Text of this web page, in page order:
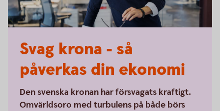
Svag krona - så
påverkas din ekonomi
Den svenska kronan har försvagats kraftigt.
Omvärldsoro med turbulens på både börs